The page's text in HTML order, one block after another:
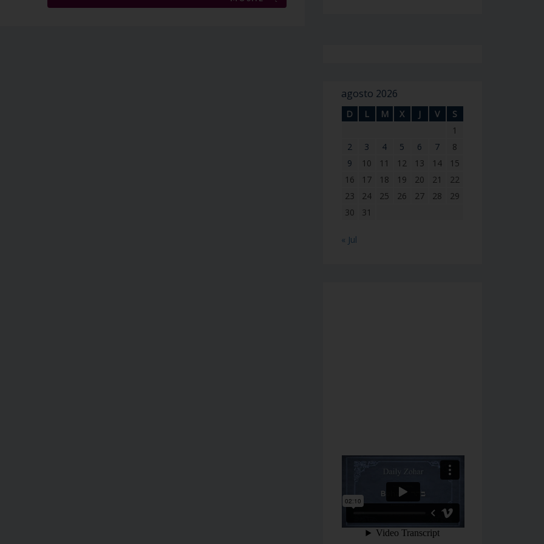
agosto 2026
D L M X J V
S
1
2
3 4 5 6 7
8
9
10 11 12 13 14
15
16
17 18 19 20 21
22
23
24 25 26 27 28
29
30
31
« Jul